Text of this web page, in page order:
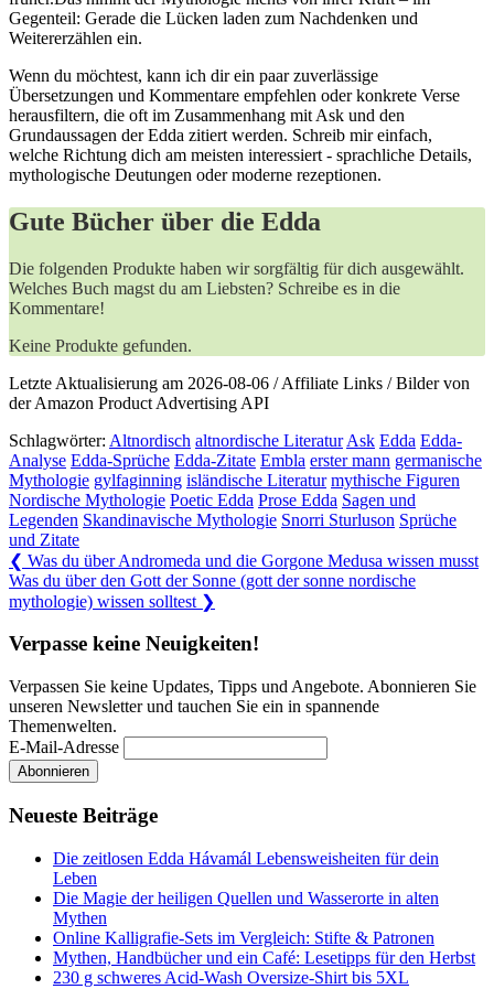
Gegenteil: Gerade die Lücken laden zum Nachdenken​ und
Weitererzählen ⁣ein.
Wenn‍ du‍ möchtest, kann ich⁣ dir⁤ ein paar zuverlässige
Übersetzungen‍ und​ Kommentare empfehlen oder konkrete Verse
herausfiltern, die ⁤oft im Zusammenhang ⁤mit ​Ask und den
Grundaussagen der⁤ Edda zitiert⁢ werden. Schreib mir einfach,
welche‌ Richtung ⁣dich am meisten interessiert -⁢ sprachliche Details,
mythologische Deutungen oder moderne ‌rezeptionen.
Gute Bücher über die Edda
Die folgenden Produkte haben wir sorgfältig für dich ausgewählt.
Welches Buch magst du am Liebsten? Schreibe es in die
Kommentare!
Keine Produkte gefunden.
Letzte Aktualisierung am 2026-08-06 / Affiliate Links / Bilder von
der Amazon Product Advertising API
Schlagwörter: Altnordisch altnordische Literatur Ask Edda Edda-
Analyse Edda-Sprüche Edda-Zitate Embla erster mann germanische
Mythologie gylfaginning isländische Literatur mythische Figuren
Nordische Mythologie Poetic Edda Prose Edda Sagen und
Legenden Skandinavische Mythologie Snorri Sturluson Sprüche
und Zitate
Beitragsnavigation
❮ Previous
Post:
Was du über Andromeda und die Gorgone Medusa wissen musst
Next
Post:
Was du über den Gott der Sonne (gott der sonne nordische
mythologie) wissen solltest ❯
Verpasse keine Neuigkeiten!
Verpassen Sie keine Updates, Tipps und Angebote. Abonnieren Sie
unseren Newsletter und tauchen Sie ein in spannende
Themenwelten.
E-Mail-Adresse
Neueste Beiträge
Die zeitlosen Edda Hávamál Lebensweisheiten für dein
Leben
Die Magie der heiligen Quellen und Wasserorte in alten
Mythen
Online Kalligrafie‑Sets im Vergleich: Stifte & Patronen
Mythen, Handbücher und ein Café: Lesetipps für den Herbst
230 g schweres Acid-Wash Oversize-Shirt bis 5XL